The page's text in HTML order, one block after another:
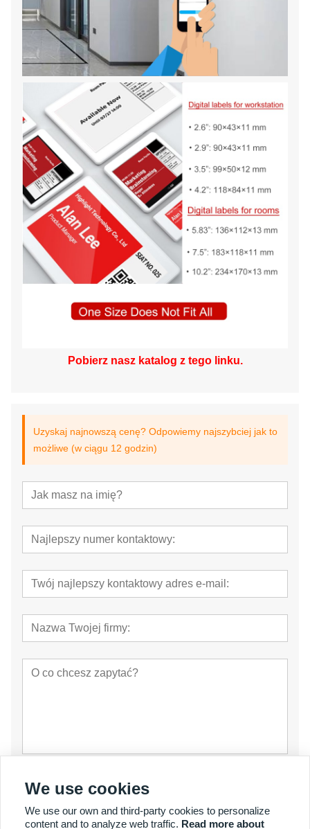
Pobierz nasz katalog z tego linku.
Uzyskaj najnowszą cenę? Odpowiemy najszybciej jak to
możliwe (w ciągu 12 godzin)
oferta
We use cookies
We use our own and third-party cookies to personalize
content and to analyze web traffic. Read more about